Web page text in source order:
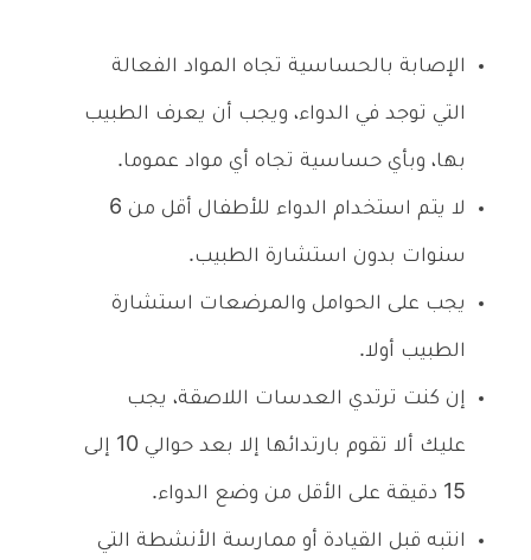
الإصابة بالحساسية تجاه المواد الفعالة
التي توجد في الدواء، ويجب أن يعرف الطبيب
بها، وبأي حساسية تجاه أي مواد عموما.
لا يتم استخدام الدواء للأطفال أقل من 6
سنوات بدون استشارة الطبيب.
يجب على الحوامل والمرضعات استشارة
الطبيب أولا.
إن كنت ترتدي العدسات اللاصقة، يجب
عليك ألا تقوم بارتدائها إلا بعد حوالي 10 إلى
15 دقيقة على الأقل من وضع الدواء.
انتبه قبل القيادة أو ممارسة الأنشطة التي